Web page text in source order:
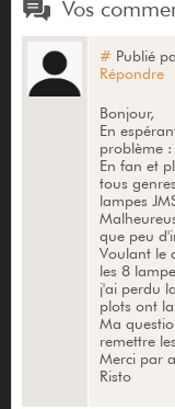
Vos
# Publié
Répondre
Bonjour,
En
problème :
En fan et
tous
lampes
que peu
Voulant le
les 8
j'ai perdu
plots ont
Ma
remettre
Merci par
Risto